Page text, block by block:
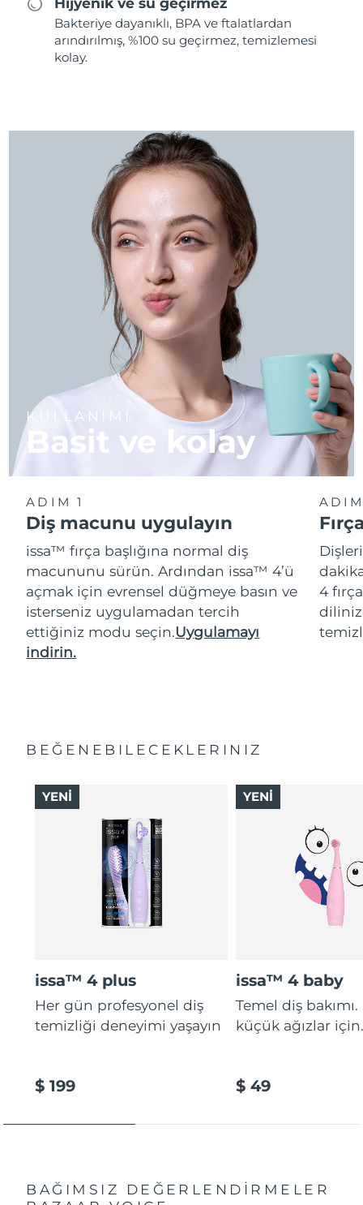
Bakteriye dayanıklı, BPA ve ftalatlardan
arındırılmış, %100 su geçirmez, temizlemesi
kolay.
KULLANIMI
Basit ve kolay
ADIM 1
Diş macunu uygulayın
issa™ fırça başlığına normal diş
macununu sürün. Ardından issa™ 4’ü
açmak için evrensel düğmeye basın ve
isterseniz uygulamadan tercih
ettiğiniz modu seçin.Uygulamayı
indirin.
4
BEĞENEBILECEKLERINIZ
issa™ 4 plus
Her gün profesyonel diş
temizliği deneyimi yaşayın
$ 199
YENİ
issa™ 4 baby
Temel diş
küçük ağızlar
$ 49
YENİ
BAĞIMSIZ DEĞERLENDİRMELER